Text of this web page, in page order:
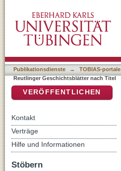
Publikationsdienste → TOBIAS-portale
Reutlinger Geschichtsblätter nach Titel
VERÖFFENTLICHEN
Kontakt
Verträge
Hilfe und Informationen
Stöbern